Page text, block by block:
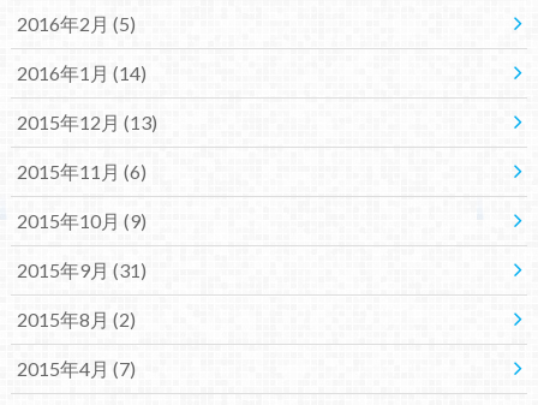
2016年2月 (5)
2016年1月 (14)
2015年12月 (13)
2015年11月 (6)
2015年10月 (9)
2015年9月 (31)
2015年8月 (2)
2015年4月 (7)